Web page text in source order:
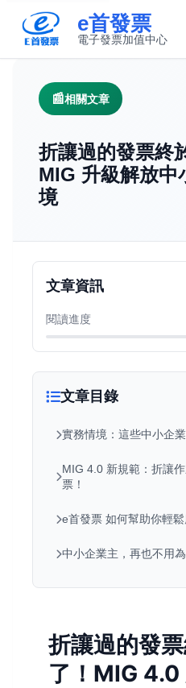
e首發票
電子發票加值中心
相關文章
折讓過的發票終
MIG 升級解放中
境
文章目錄
實務情境：這些中小企
MIG 4.0 新規範：折讓
票！
e首發票 如何幫助你輕鬆
中小企業主，再也不用
折讓過的發
了！MIG 4.0
文章資訊
閱讀進度